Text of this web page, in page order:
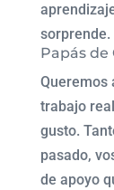
sorprende.
Papás de
Queremos
trabajo
gusto.
pasado,
de apoyo